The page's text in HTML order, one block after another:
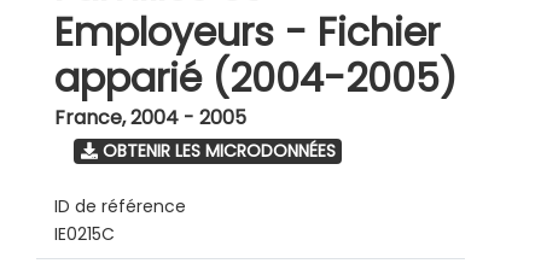
Employeurs - Fichier
apparié (2004-2005)
France,2004 - 2005
OBTENIR LES MICRODONNÉES
ID de référence
IE0215C